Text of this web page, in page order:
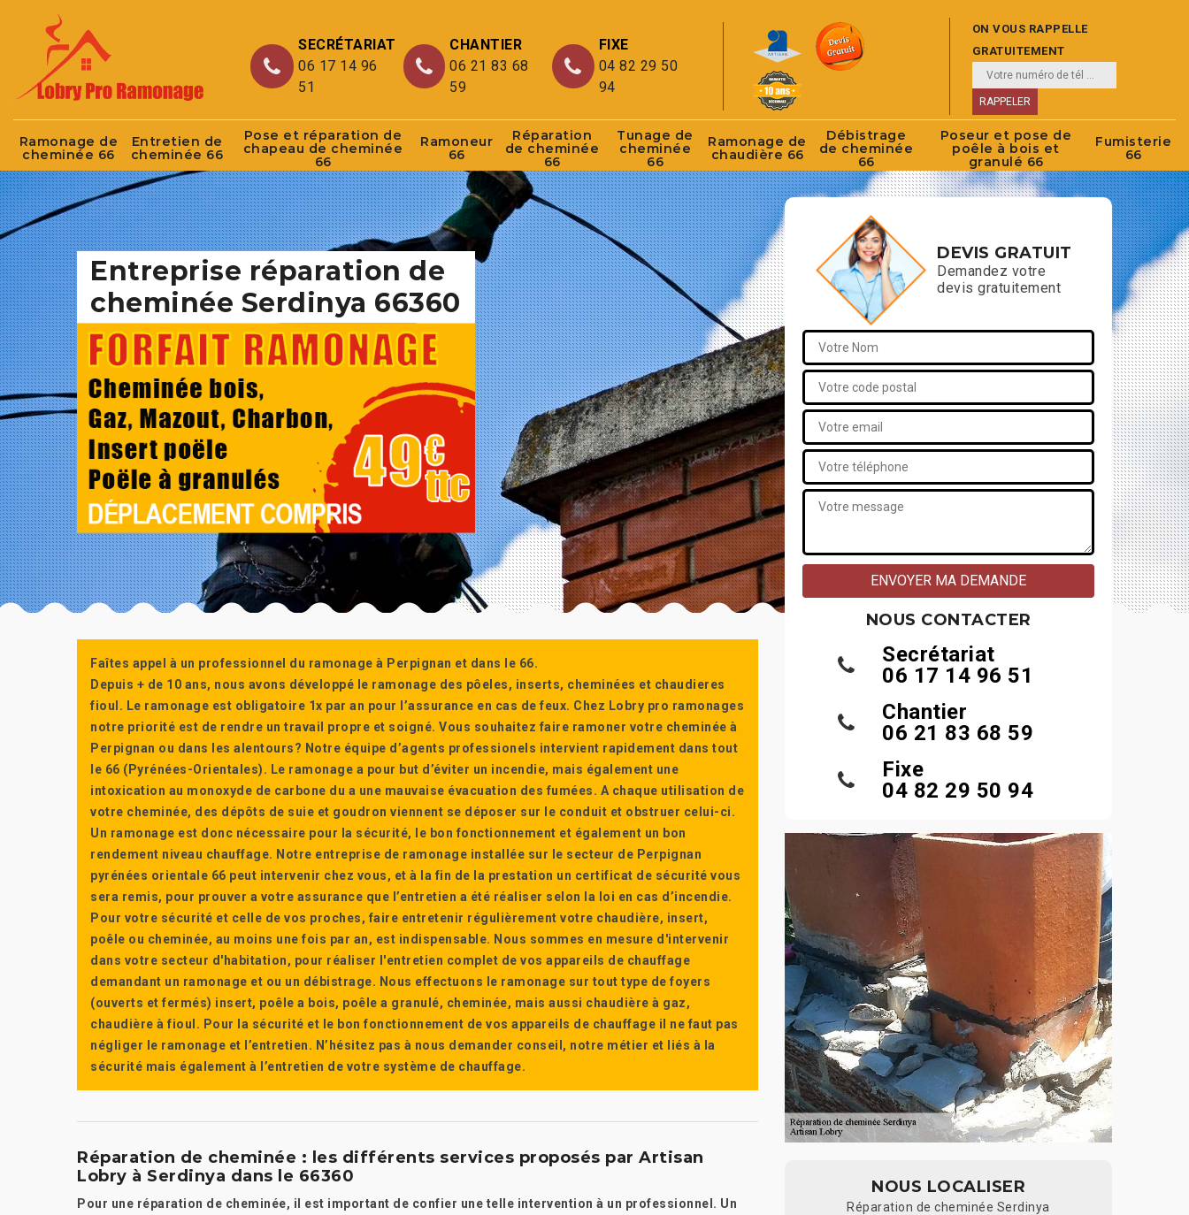
SECRÉTARIAT
06 17 14 96
51
CHANTIER
06 21 83 68
59
FIXE
04 82 29 50
94
ON VOUS RAPPELLE
GRATUITEMENT
Ramonage de
cheminée 66
Entretien de
cheminée 66
Pose et réparation de
chapeau de cheminée
66
Ramoneur
66
Réparation
de cheminée
66
Tunage de
cheminée
66
Ramonage de
chaudière 66
Débistrage
de cheminée
66
Poseur et pose de
poêle à bois et
granulé 66
Fumisterie
66
Entreprise réparation de
cheminée Serdinya 66360
Faîtes appel à un professionnel du ramonage à Perpignan et dans le 66.
Depuis + de 10 ans, nous avons développé le ramonage des pôeles, inserts, cheminées et chaudieres
fioul. Le ramonage est obligatoire 1x par an pour l’assurance en cas de feux. Chez Lobry pro ramonages
notre priorité est de rendre un travail propre et soigné. Vous souhaitez faire ramoner votre cheminée à
Perpignan ou dans les alentours? Notre équipe d’agents professionels intervient rapidement dans tout
le 66 (Pyrénées-Orientales). Le ramonage a pour but d’éviter un incendie, mais également une
intoxication au monoxyde de carbone du a une mauvaise évacuation des fumées. A chaque utilisation de
votre cheminée, des dépôts de suie et goudron viennent se déposer sur le conduit et obstruer celui-ci.
Un ramonage est donc nécessaire pour la sécurité, le bon fonctionnement et également un bon
rendement niveau chauffage. Notre entreprise de ramonage installée sur le secteur de Perpignan
pyrénées orientale 66 peut intervenir chez vous, et à la fin de la prestation un certificat de sécurité vous
sera remis, pour prouver a votre assurance que l’entretien a été réaliser selon la loi en cas d’incendie.
Pour votre sécurité et celle de vos proches, faire entretenir régulièrement votre chaudière, insert,
poêle ou cheminée, au moins une fois par an, est indispensable. Nous sommes en mesure d'intervenir
dans votre secteur d'habitation, pour réaliser l'entretien complet de vos appareils de chauffage
demandant un ramonage et ou un débistrage. Nous effectuons le ramonage sur tout type de foyers
(ouverts et fermés) insert, poêle a bois, poêle a granulé, cheminée, mais aussi chaudière à gaz,
chaudière à fioul. Pour la sécurité et le bon fonctionnement de vos appareils de chauffage il ne faut pas
négliger le ramonage et l’entretien. N’hésitez pas à nous demander conseil, notre métier et liés à la
sécurité mais également à l’entretien de votre système de chauffage.
Réparation de cheminée : les différents services proposés par Artisan
Lobry à Serdinya dans le 66360
Pour une réparation de cheminée, il est important de confier une telle intervention à un professionnel. Un
DEVIS GRATUIT
Demandez votre
devis gratuitement
NOUS CONTACTER
Secrétariat
06 17 14 96 51
Chantier
06 21 83 68 59
Fixe
04 82 29 50 94
NOUS LOCALISER
Réparation de cheminée Serdinya